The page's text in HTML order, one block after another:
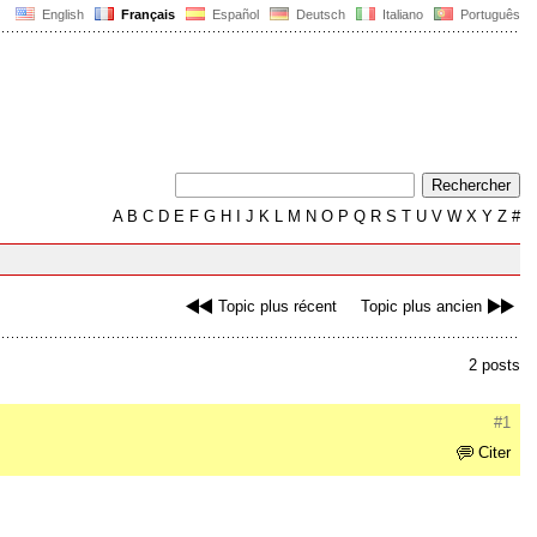
English Français Español Deutsch Italiano Português
AB C D E F G H J K L M N O P Q R S T U V W X Y Z #
Topic plus récent Topic plus ancien
2 posts
#1
Citer